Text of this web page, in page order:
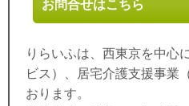
お問合せはこちら
りらいふは、西東京を中心
ビス）、居宅介護支援事業
おります。